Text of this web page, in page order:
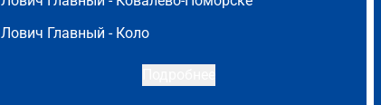
Лович Главный - Коло